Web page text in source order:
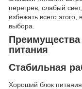
перегрев, слабый
избежать всего
выбора.
Преимущества
питания
Стабильная
Хороший блок